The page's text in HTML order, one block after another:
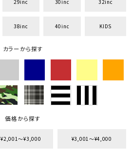
M
L
XXL
36inc
38inc
29inc 30inc 32inc
38inc 40inc KIDS
カラーから探す
価格から探す
¥2,001〜¥3,000 ¥3,001〜¥4,000